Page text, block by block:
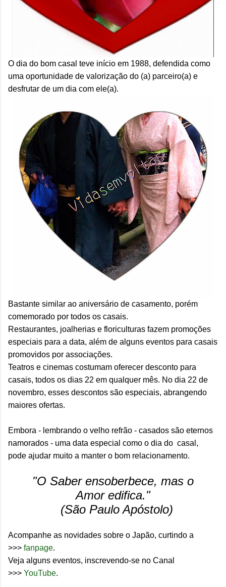
O dia do bom casal teve início em 1988, defendida como
uma oportunidade de valorização do (a) parceiro(a) e
desfrutar de um dia com ele(a).
Bastante similar ao aniversário de casamento, porém
comemorado por todos os casais.
Restaurantes, joalherias e floriculturas fazem promoções
especiais para a data, além de alguns eventos para casais
promovidos por associações.
Teatros e cinemas costumam oferecer desconto para
casais, todos os dias 22 em qualquer mês. No dia 22 de
novembro, esses descontos são especiais, abrangendo
maiores ofertas.
Embora - lembrando o velho refrão - casados são eternos
namorados - uma data especial como o dia do casal,
pode ajudar muito a manter o bom relacionamento.
"O Saber ensoberbece, mas o
Amor edifica."
(São Paulo Apóstolo)
Acompanhe as novidades sobre o Japão, curtindo a
>>> fanpage.
Veja alguns eventos, inscrevendo-se no Canal
>>> YouTube.